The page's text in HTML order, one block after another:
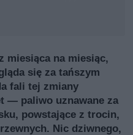
miesiąca na miesiąc,
się za tańszym
fali tej zmiany
— paliwo uznawane za
powstające z trocin,
Nic dziwnego,